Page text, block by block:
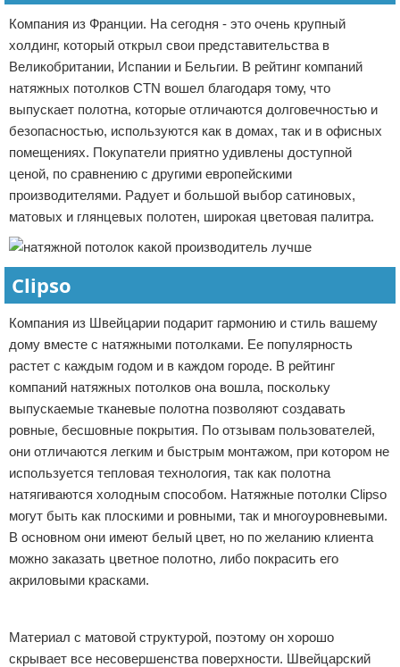
Компания из Франции. На сегодня - это очень крупный
холдинг, который открыл свои представительства в
Великобритании, Испании и Бельгии. В рейтинг компаний
натяжных потолков CTN вошел благодаря тому, что
выпускает полотна, которые отличаются долговечностью и
безопасностью, используются как в домах, так и в офисных
помещениях. Покупатели приятно удивлены доступной
ценой, по сравнению с другими европейскими
производителями. Радует и большой выбор сатиновых,
матовых и глянцевых полотен, широкая цветовая палитра.
Clipso
Компания из Швейцарии подарит гармонию и стиль вашему
дому вместе с натяжными потолками. Ее популярность
растет с каждым годом и в каждом городе. В рейтинг
компаний натяжных потолков она вошла, поскольку
выпускаемые тканевые полотна позволяют создавать
ровные, бесшовные покрытия. По отзывам пользователей,
они отличаются легким и быстрым монтажом, при котором не
используется тепловая технология, так как полотна
натягиваются холодным способом. Натяжные потолки Clipso
могут быть как плоскими и ровными, так и многоуровневыми.
В основном они имеют белый цвет, но по желанию клиента
можно заказать цветное полотно, либо покрасить его
акриловыми красками.
Материал с матовой структурой, поэтому он хорошо
скрывает все несовершенства поверхности. Швейцарский